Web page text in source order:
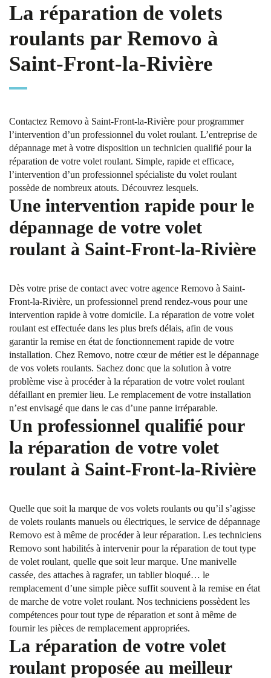
La réparation de volets
roulants par Removo à
Saint-Front-la-Rivière
Contactez Removo à Saint-Front-la-Rivière pour programmer
l’intervention d’un professionnel du volet roulant. L’entreprise de
dépannage met à votre disposition un technicien qualifié pour la
réparation de votre volet roulant. Simple, rapide et efficace,
l’intervention d’un professionnel spécialiste du volet roulant
possède de nombreux atouts. Découvrez lesquels.
Une intervention rapide pour le
dépannage de votre volet
roulant à Saint-Front-la-Rivière
Dès votre prise de contact avec votre agence Removo à Saint-
Front-la-Rivière, un professionnel prend rendez-vous pour une
intervention rapide à votre domicile. La réparation de votre volet
roulant est effectuée dans les plus brefs délais, afin de vous
garantir la remise en état de fonctionnement rapide de votre
installation. Chez Removo, notre cœur de métier est le dépannage
de vos volets roulants. Sachez donc que la solution à votre
problème vise à procéder à la réparation de votre volet roulant
défaillant en premier lieu. Le remplacement de votre installation
n’est envisagé que dans le cas d’une panne irréparable.
Un professionnel qualifié pour
la réparation de votre volet
roulant à Saint-Front-la-Rivière
Quelle que soit la marque de vos volets roulants ou qu’il s’agisse
de volets roulants manuels ou électriques, le service de dépannage
Removo est à même de procéder à leur réparation. Les techniciens
Removo sont habilités à intervenir pour la réparation de tout type
de volet roulant, quelle que soit leur marque. Une manivelle
cassée, des attaches à ragrafer, un tablier bloqué… le
remplacement d’une simple pièce suffit souvent à la remise en état
de marche de votre volet roulant. Nos techniciens possèdent les
compétences pour tout type de réparation et sont à même de
fournir les pièces de remplacement appropriées.
La réparation de votre volet
roulant proposée au meilleur